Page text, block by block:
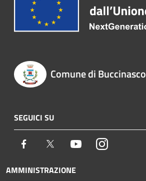
Comune di Buccinasco
SEGUICI SU
Facebook Twitter YoutubeInstagram
AMMINISTRAZIONE